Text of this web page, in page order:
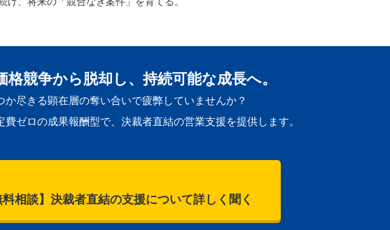
格競争から脱却し、持続可能な成長へ。
か尽きる顕在層の奪い合いで疲弊していませんか？
費ゼロの成果報酬型で、決裁者直結の営業支援を提供します。
料相談】決裁者直結の支援について詳しく聞く